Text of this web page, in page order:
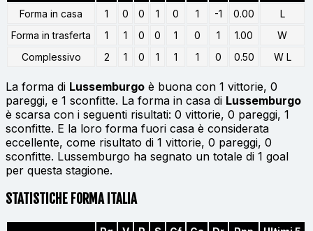
Forma in casa
1 0 0 1 0 1 -1 0.00
L
Forma in trasferta
1 1 0 0 1 0 1 1.00
W
Complessivo
2 1 0 1 1 1 0 0.50 W L
La forma di Lussemburgo è buona con 1 vittorie, 0
pareggi, e 1 sconfitte. La forma in casa di Lussemburgo
è scarsa con i seguenti risultati: 0 vittorie, 0 pareggi, 1
sconfitte. E la loro forma fuori casa è considerata
eccellente, come risultato di 1 vittorie, 0 pareggi, 0
sconfitte. Lussemburgo ha segnato un totale di 1 goal
per questa stagione.
STATISTICHE FORMA ITALIA